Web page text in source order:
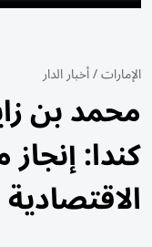
الإمارات/أخبار الدار
محمد بن
كندا: